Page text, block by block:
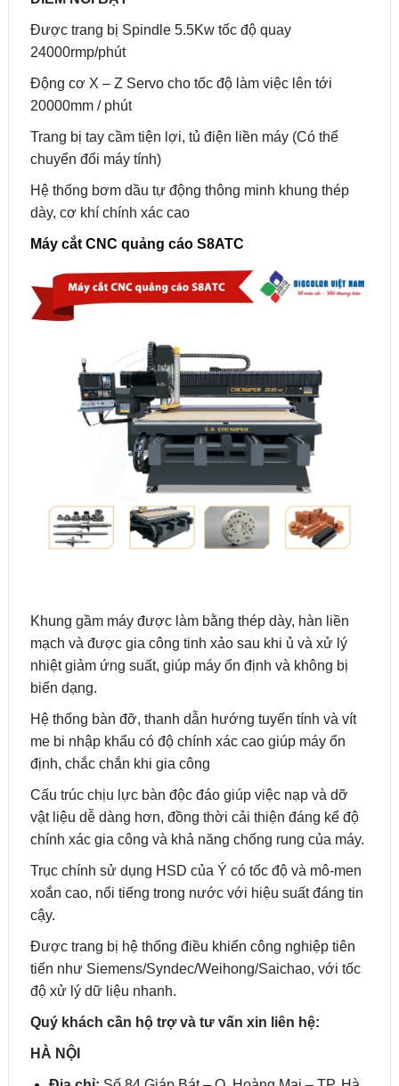
Được trang bị Spindle 5.5Kw tốc độ quay
24000rmp/phút
Động cơ X – Z Servo cho tốc độ làm việc lên tới
20000mm / phút
Trang bị tay cầm tiện lợi, tủ điện liền máy (Có thể
chuyển đổi máy tính)
Hệ thống bơm dầu tự động thông minh khung thép
dày, cơ khí chính xác cao
Máy cắt CNC quảng cáo S8ATC
Khung gầm máy được làm bằng thép dày, hàn liền
mạch và được gia công tinh xảo sau khi ủ và xử lý
nhiệt giảm ứng suất, giúp máy ổn định và không bị
biến dạng.
Hệ thống bàn đỡ, thanh dẫn hướng tuyến tính và vít
me bi nhập khẩu có độ chính xác cao giúp máy ổn
định, chắc chắn khi gia công
Cấu trúc chịu lực bàn độc đáo giúp việc nạp và dỡ
vật liệu dễ dàng hơn, đồng thời cải thiện đáng kể độ
chính xác gia công và khả năng chống rung của máy.
Trục chính sử dụng HSD của Ý có tốc độ và mô-men
xoắn cao, nổi tiếng trong nước với hiệu suất đáng tin
cậy.
Được trang bị hệ thống điều khiển công nghiệp tiên
tiến như Siemens/Syndec/Weihong/Saichao, với tốc
độ xử lý dữ liệu nhanh.
Quý khách cần hộ trợ và tư vấn xin liên hệ:
HÀ NỘI